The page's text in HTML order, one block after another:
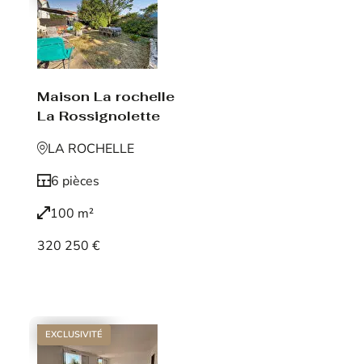
Maison La rochelle
La Rossignolette
LA ROCHELLE
6 pièces
100 m²
320 250 €
EXCLUSIVITÉ